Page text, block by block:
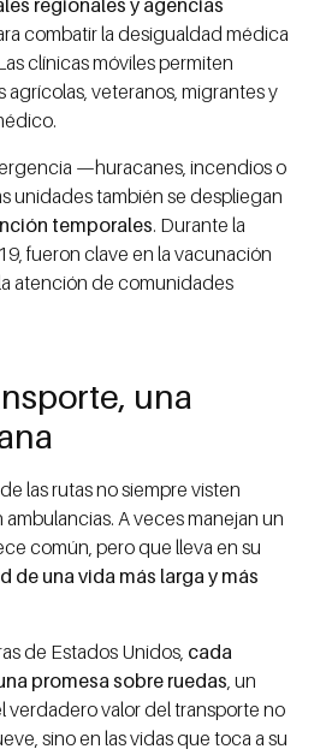
regionales y agencias
combatir la desigualdad médica
clínicas móviles permiten
veteranos, migrantes y
—huracanes, incendios o
unidades también se despliegan
temporales. Durante la
fueron clave en la vacunación
atención de comunidades
una
las rutas no siempre visten
A veces manejan un
común, pero que lleva en su
de una vida más larga y más
de Estados Unidos, cada
promesa sobre ruedas , un
verdadero valor del transporte no
sino en las vidas que toca a su